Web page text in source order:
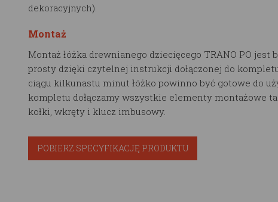
dekoracyjnych).
Montaż
Montaż łóżka drewnianego dziecięcego TRANO PO jest
prosty dzięki czytelnej instrukcji dołączonej do
ciągu kilkunastu minut łóżko powinno być gotowe do
kompletu dołączamy wszystkie elementy montażowe
kołki, wkręty i klucz imbusowy.
POBIERZ SPECYFIKACJĘ PRODUKTU